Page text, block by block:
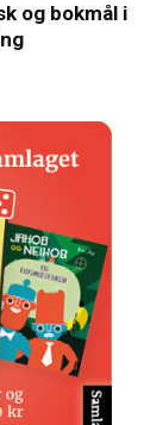
og bokmål i